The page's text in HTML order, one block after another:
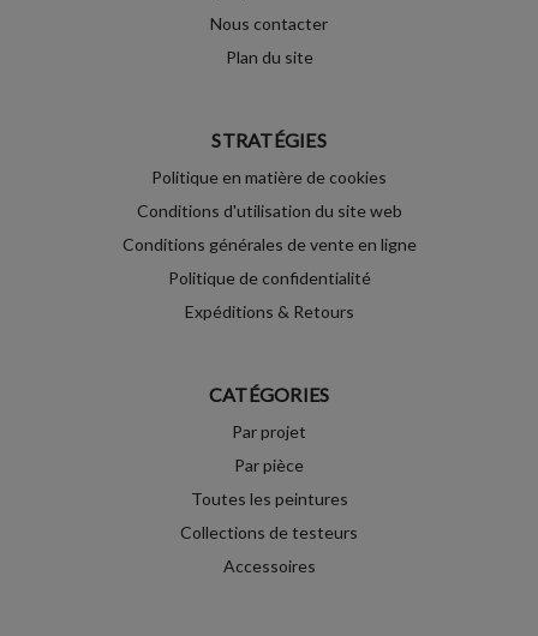
Nous contacter
Plan du site
STRATÉGIES
Politique en matière de cookies
Conditions d'utilisation du site web
Conditions générales de vente en ligne
Politique de confidentialité
Expéditions & Retours
CATÉGORIES
Par projet
Par pièce
Toutes les peintures
Collections de testeurs
Accessoires